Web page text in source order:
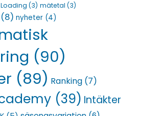
Loading (3) mätetal (3)
(8) nyheter (4)
(90)
(89) Ranking (7)
(39) Intäkter